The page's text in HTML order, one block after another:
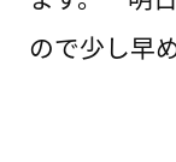
ので少し早